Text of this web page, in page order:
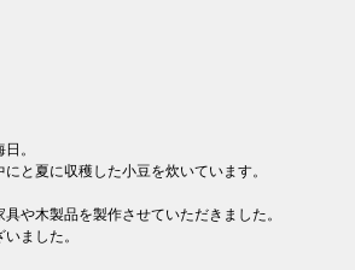
。
と夏に収穫した小豆を炊いています。
や木製品を製作させていただきました。
ました。